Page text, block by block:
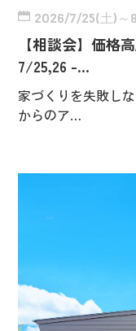
2026/7/25(土)～
【相談会】価格
7/25,26 -…
家づくりを失敗し
からのア…